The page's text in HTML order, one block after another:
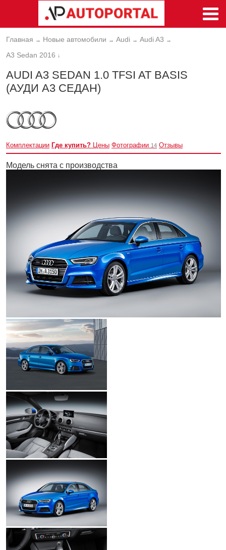
Главная → Новые автомобили → Audi → Audi A3 →
A3 Sedan 2016 ↓
AUDI A3 SEDAN 1.0 TFSI AT BASIS
(АУДИ А3 СЕДАН)
Комплектации Где купить? Цены Фотографии 14 Отзывы
Модель снята с производства